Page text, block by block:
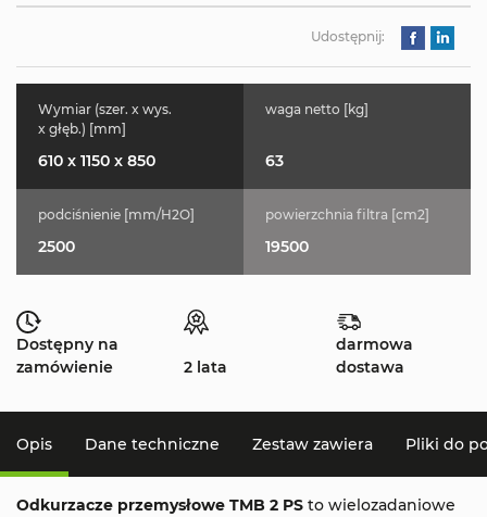
Udostępnij:
Wymiar (szer. x wys.
x głęb.) [mm]
610 x 1150 x 850
waga netto [kg]
63
podciśnienie [mm/H2O]
2500
powierzchnia filtra [cm2]
19500
Dostępny na
zamówienie
2 lata
darmowa
dostawa
Opis Dane techniczne Zestaw zawiera Pliki do
Odkurzacze przemysłowe TMB 2 PS to wielozadaniowe